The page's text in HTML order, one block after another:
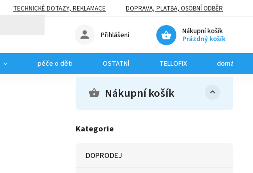
TECHNICKÉ DOTAZY, REKLAMACE DOPRAVA, PLATBA, OSOBNÍ ODBĚR
Nákupní košík
Prázdný košík
Přihlášení
péče o děti OSTATNÍ TELLOFIX domácí
Nákupní košík
Kategorie
DOPRODEJ